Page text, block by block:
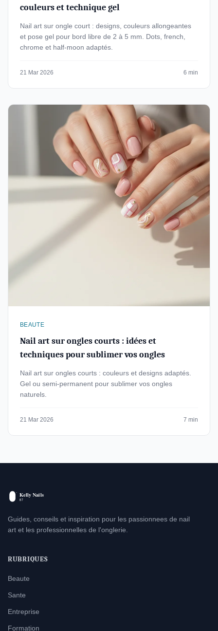
couleurs et technique gel
Nail art sur ongle court : designs, couleurs allongeantes
et pose gel pour bord libre de 2 à 5 mm. Dots, french,
chrome et half-moon adaptés.
21 Mar 2026 6 min
BEAUTE
Nail art sur ongles courts : idées et
techniques pour sublimer vos ongles
Nail art sur ongles courts : couleurs et designs adaptés.
Gel ou semi-permanent pour sublimer vos ongles
naturels.
21 Mar 2026 7 min
Guides, conseils et inspiration pour les passionnees de nail
art et les professionnelles de l'onglerie.
RUBRIQUES
Beaute
Sante
Entreprise
Formation